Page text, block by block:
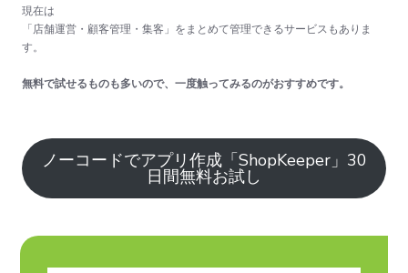
現在は
「店舗運営・顧客管理・集客」をまとめて管理できるサービスもありま
す。
無料で試せるものも多いので、一度触ってみるのがおすすめです。
ノーコードでアプリ作成「ShopKeeper」30
日間無料お試し